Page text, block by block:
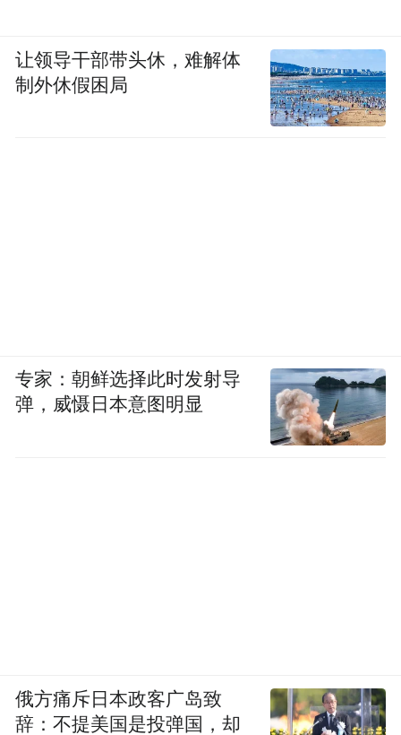
让领导干部带头休，难解体
制外休假困局
专家：朝鲜选择此时发射导
弹，威慑日本意图明显
俄方痛斥日本政客广岛致
辞：不提美国是投弹国，却